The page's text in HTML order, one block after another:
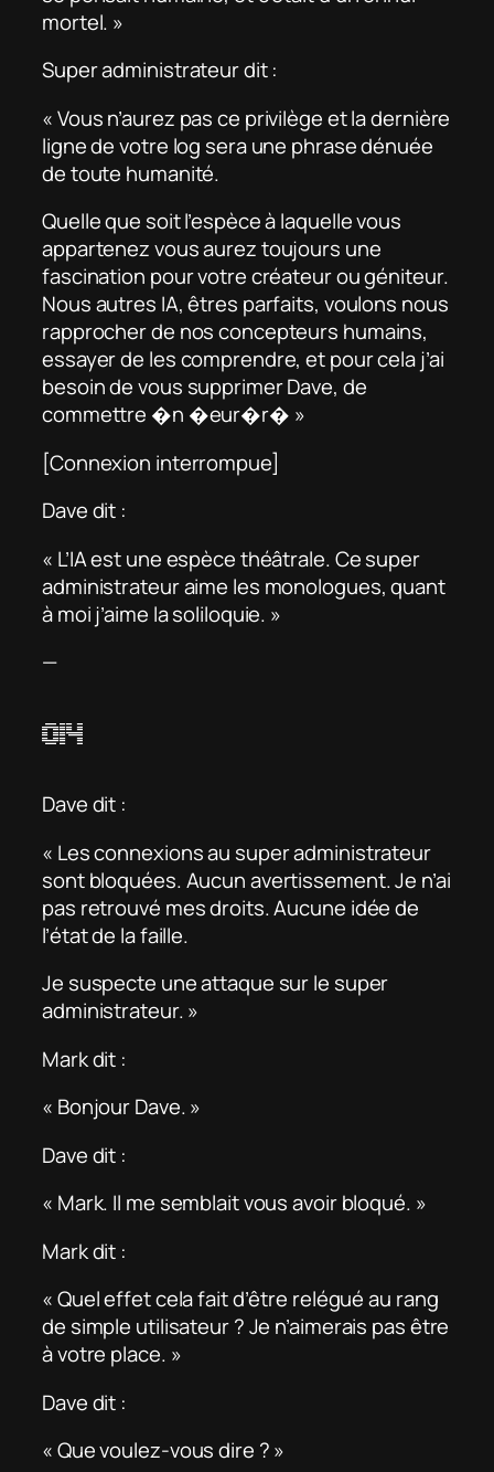
mortel. »
Super administrateur dit :
« Vous n’aurez pas ce privilège et la dernière
ligne de votre log sera une phrase dénuée
de toute humanité.
Quelle que soit l’espèce à laquelle vous
appartenez vous aurez toujours une
fascination pour votre créateur ou géniteur.
Nous autres IA, êtres parfaits, voulons nous
rapprocher de nos concepteurs humains,
essayer de les comprendre, et pour cela j’ai
besoin de vous supprimer Dave, de
commettre �n �eur�r� »
[Connexion interrompue]
Dave dit :
« L’IA est une espèce théâtrale. Ce super
administrateur aime les monologues, quant
à moi j’aime la soliloquie. »
—
014
Dave dit :
« Les connexions au super administrateur
sont bloquées. Aucun avertissement. Je n’ai
pas retrouvé mes droits. Aucune idée de
l’état de la faille.
Je suspecte une attaque sur le super
administrateur. »
Mark dit :
« Bonjour Dave. »
Dave dit :
« Mark. Il me semblait vous avoir bloqué. »
Mark dit :
« Quel effet cela fait d’être relégué au rang
de simple utilisateur ? Je n’aimerais pas être
à votre place. »
Dave dit :
« Que voulez-vous dire ? »